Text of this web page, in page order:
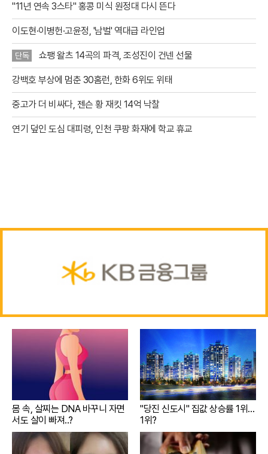
"11년 연속 3스타" 홍콩 미식 원정대 다시 뜬다
이도현·이병헌·고윤정, '남벌' 역대급 라인업
단독 쇼팽 왈츠 14곡의 파격, 조성진이 건넨 선물
강백호 부상에 멈춘 30홈런, 한화 6위도 위태
중고가 더 비싸다, 젠슨 황 재킷 14억 낙찰
연기 덮인 도심 대피령, 인천 쿠팡 화재에 학교 휴교
몸 속, 살찌는 DNA 바꾸니 자면
서도 살이 빠져..?
"당진 신도시" 집값 상승률 1위…
1위?